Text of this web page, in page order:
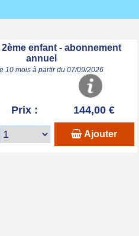
2ème enfant - abonnement
annuel
10 mois à partir du 07/09/2026
Prix : 144,00 €
Ajouter